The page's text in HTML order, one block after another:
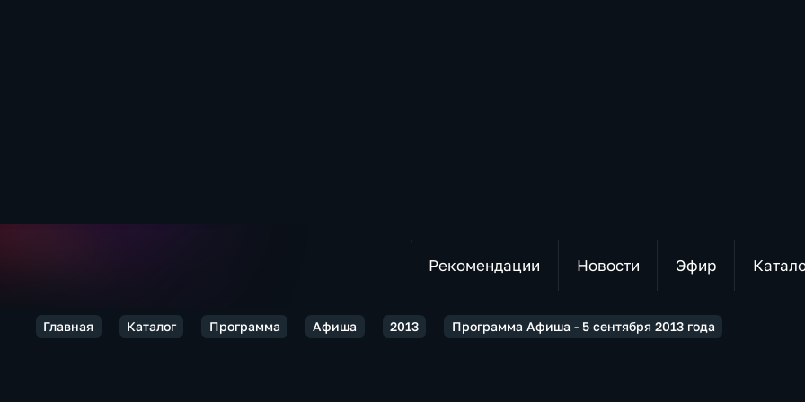
Рекомендации Новости Эфир
Главная Каталог Программа Афиша 2013 Программа Афиша - 5 сентября 2013 года